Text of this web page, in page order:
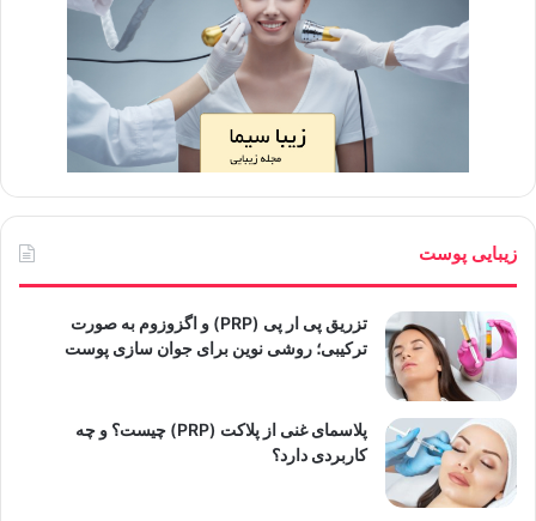
زیبایی پوست
تزریق پی ار پی (PRP) و اگزوزوم به صورت
ترکیبی؛ روشی نوین برای جوان سازی پوست
پلاسمای غنی از پلاکت (PRP) چیست؟ و چه
کاربردی دارد؟